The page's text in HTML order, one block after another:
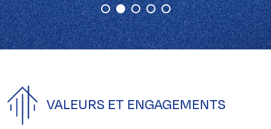
VALEURS ET ENGAGEMENTS